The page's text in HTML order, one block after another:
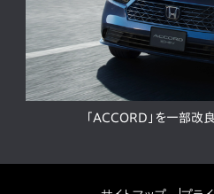
「ACCORD」を一部改